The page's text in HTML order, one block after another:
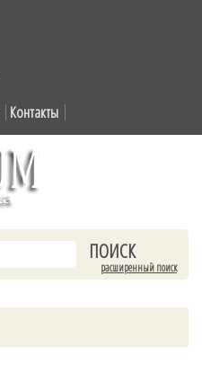
Контакты
расширенный поиск